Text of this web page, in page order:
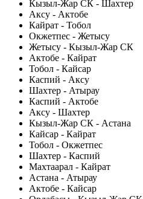
Кызыл-Жар СК - Шахтер
Аксу - Актобе
Кайрат - Тобол
Окжетпес - Жетысу
Жетысу - Кызыл-Жар СК
Актобе - Кайрат
Тобол - Кайсар
Каспий - Аксу
Шахтер - Атырау
Каспий - Актобе
Аксу - Шахтер
Кызыл-Жар СК - Астана
Кайсар - Кайрат
Тобол - Окжетпес
Шахтер - Каспий
Махтаарал - Кайрат
Астана - Атырау
Актобе - Кайсар